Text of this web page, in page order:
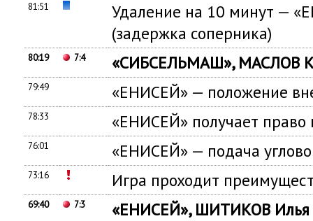
81:51
Удаление на 10 минут —
(задержка соперника)
80:19 7:4 «СИБСЕЛЬМАШ», МАСЛОВ
79:49 «ЕНИСЕЙ» — положение
78:33 «ЕНИСЕЙ» получает
76:01 «ЕНИСЕЙ» — подача
73:16 Игра проходит
69:40 7:3 «ЕНИСЕЙ», ШИТИКОВ Илья